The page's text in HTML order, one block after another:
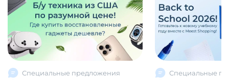
Специальные предложения
Специальные